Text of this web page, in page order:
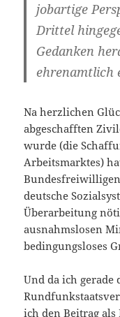
jobartige
Drittel
Gedanken
ehrenamtlich
Na herzlichen
abgeschafften
wurde (die
Arbeitsmarktes)
deutsche
Überarbeitung
ausnahmslosen
bedingungsloses
Und da ich gerade
ich den Beitrag als